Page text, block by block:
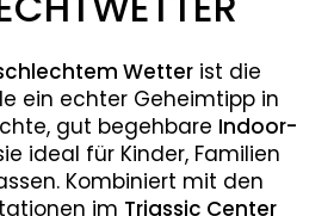
Wetter ist die
ein echter Geheimtipp in
gut begehbare Indoor-
ideal für Kinder, Familien
Kombiniert mit den
im Triassic Center